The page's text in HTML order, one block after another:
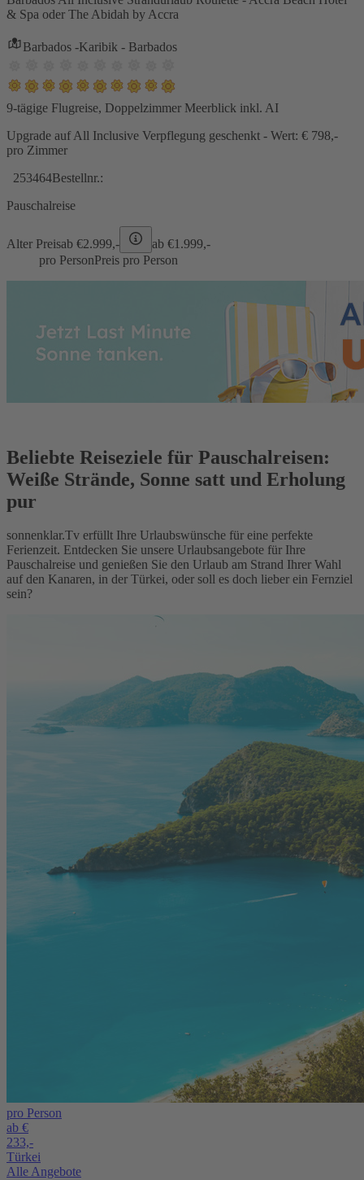
& Spa oder The Abidah by Accra
Barbados -Karibik - Barbados
9-tägige Flugreise, Doppelzimmer Meerblick inkl. AI
Upgrade auf All Inclusive Verpflegung geschenkt - Wert: € 798,-
pro Zimmer
253464Bestellnr.:
Pauschalreise
Alter Preisab €2.999,- ab €1.999,-
pro PersonPreis pro Person
Beliebte Reiseziele für Pauschalreisen:
Weiße Strände, Sonne satt und Erholung
pur
sonnenklar.Tv erfüllt Ihre Urlaubswünsche für eine perfekte
Ferienzeit. Entdecken Sie unsere Urlaubsangebote für Ihre
Pauschalreise und genießen Sie den Urlaub am Strand Ihrer Wahl
auf den Kanaren, in der Türkei, oder soll es doch lieber ein Fernziel
sein?
pro Person
ab €
233,-
Türkei
Alle Angebote